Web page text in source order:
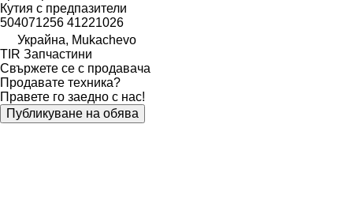
Кутия с предпазители
504071256 41221026
Украйна, Mukachevo
TIR Запчастини
Свържете се с продавача
Продавате техника?
Правете го заедно с нас!
Публикуване на обява